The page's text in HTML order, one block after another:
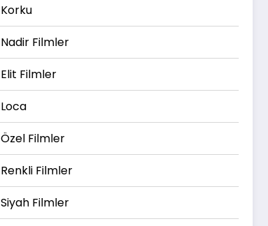
Korku
Nadir Filmler
Elit Filmler
Loca
Özel Filmler
Renkli Filmler
Siyah Filmler